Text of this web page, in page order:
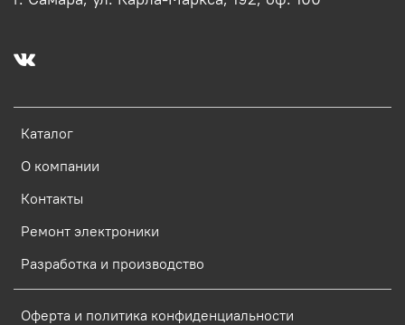
Каталог
О компании
Контакты
Ремонт электроники
Разработка и производство
Оферта и политика конфиденциальности